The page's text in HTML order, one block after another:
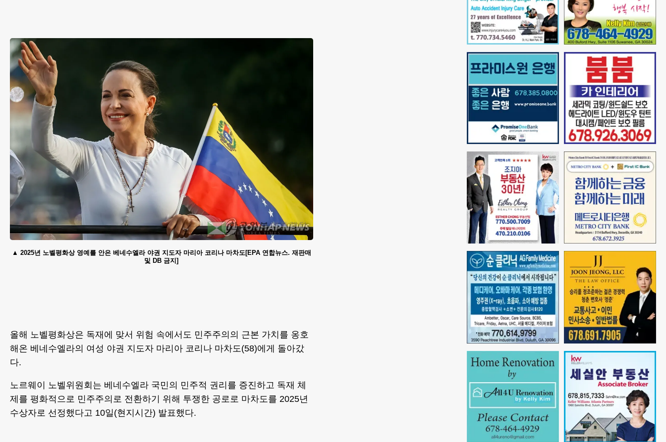
2025년 노벨평화상 영예를 안은 베네수엘라 야권 지도자 마리아 코리나 마차도[EPA 연합뉴스. 재판매
및 DB 금지]
올해 노벨평화상은 독재에 맞서 위험 속에서도 민주주의의 근본 가치를 옹호
해온 베네수엘라의 여성 야권 지도자 마리아 코리나 마차도(58)에게 돌아갔
다.
노르웨이 노벨위원회는 베네수엘라 국민의 민주적 권리를 증진하고 독재 체
제를 평화적으로 민주주의로 전환하기 위해 투쟁한 공로로 마차도를 2025년
수상자로 선정했다고 10일(현지시간) 발표했다.